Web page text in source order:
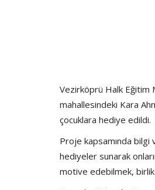
Vezirköprü Halk Eğitim
mahallesindeki Kara
çocuklara hediye edildi.
Proje kapsamında bilgi
hediyeler sunarak
motive edebilmek,